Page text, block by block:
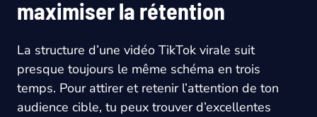
maximiser la rétention
La structure d’une vidéo TikTok virale suit
presque toujours le même schéma en trois
temps. Pour attirer et retenir l’attention de ton
audience cible, tu peux trouver d’excellentes